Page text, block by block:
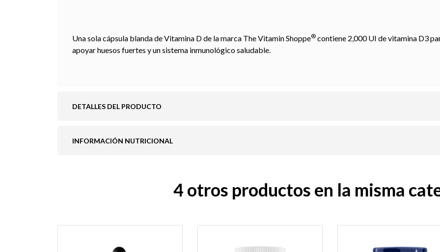
Una sola cápsula blanda de Vitamina D de la marca The Vitamin Shoppe® contiene 2,000 UI de vitamina D3
apoyar huesos fuertes y un sistema inmunológico saludable.
DETALLES DEL PRODUCTO
INFORMACIÓN NUTRICIONAL
4 otros productos en la misma